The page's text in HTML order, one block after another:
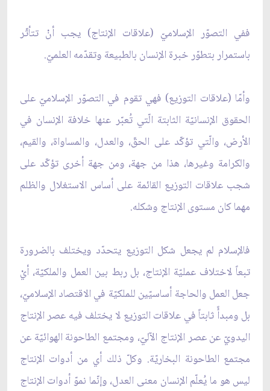
ففي التصوّر الإسلاميّ (علاقات الإنتاج) يجب أنْ تتأثّر
باستمرار بتطوّر خبرة الإنسان بالطبيعة وتقدّمه العلميّ.
وأمّا (علاقات التوزيع) فهي تقوم في التصوّر الإسلاميّ على
الحقوق الإنسانيّة الثابتة الّتي تُعبّر عنها خلافة الإنسان في
الأرض، والّتي تؤكّد على الحقّ، والعدل، والمساواة، والقيم،
والكرامة وغيرها، هذا من جهة، ومن جهة أخرى تؤكّد على
شجب علاقات التوزيع القائمة على أساس الاستغلال والظلم
مهما كان مستوى الإنتاج وشكله.
فالإسلام لم يجعل شكل التوزيع يتحدّد ويختلف بالضرورة
تبعاً لاختلاف عمليّة الإنتاج، بل ربط بين العمل والملكيّة، أيْ
جعل العمل والحاجة أساسيّين للملكيّة في الاقتصاد الإسلاميّ،
بل ومبدأً ثابتاً في علاقات التوزيع لا يختلف فيه عصر الإنتاج
اليدويّ عن عصر الإنتاج الآليّ، ومجتمع الطاحونة الهوائيّة عن
مجتمع الطاحونة البخاريّة. وكلّ ذلك أي من أدوات الإنتاج
ليس هو ما يُعلّم الإنسان معنى العدل، وإنّما نموّ أدوات الإنتاج